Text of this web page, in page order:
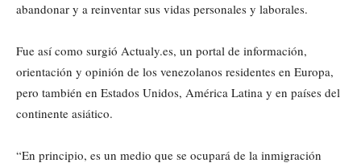
abandonar y a reinventar sus vidas personales y laborales.
Fue así como surgió Actualy.es, un portal de información,
orientación y opinión de los venezolanos residentes en Europa,
pero también en Estados Unidos, América Latina y en países del
continente asiático.
“En principio, es un medio que se ocupará de la inmigración